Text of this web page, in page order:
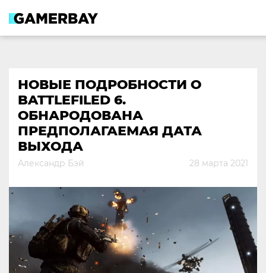
content
НОВЫЕ ПОДРОБНОСТИ О
BATTLEFILED 6.
ОБНАРОДОВАНА
ПРЕДПОЛАГАЕМАЯ ДАТА
ВЫХОДА
Александр Бэй 28 марта 2021